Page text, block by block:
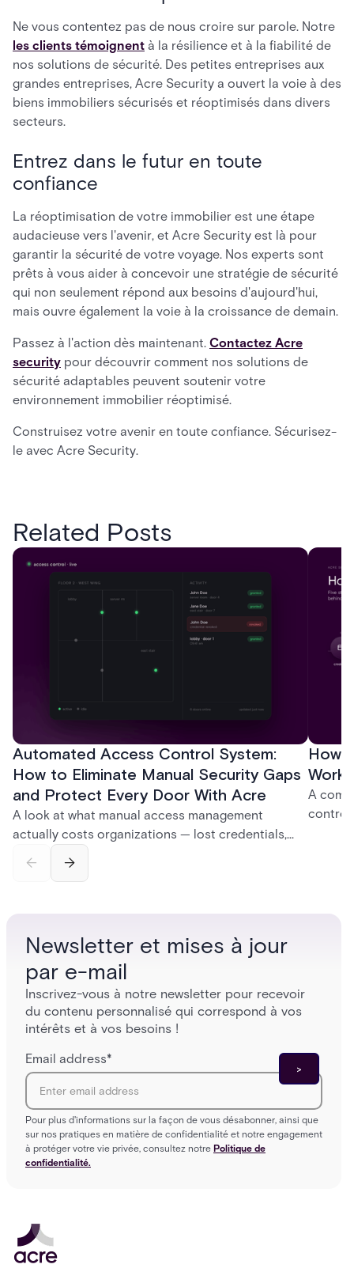
Ne vous contentez pas de nous croire sur parole. Notre
les clients témoignent à la résilience et à la fiabilité de
nos solutions de sécurité. Des petites entreprises aux
grandes entreprises, Acre Security a ouvert la voie à des
biens immobiliers sécurisés et réoptimisés dans divers
secteurs.
Entrez dans le futur en toute
confiance
La réoptimisation de votre immobilier est une étape
audacieuse vers l'avenir, et Acre Security est là pour
garantir la sécurité de votre voyage. Nos experts sont
prêts à vous aider à concevoir une stratégie de sécurité
qui non seulement répond aux besoins d'aujourd'hui,
mais ouvre également la voie à la croissance de demain.
Passez à l'action dès maintenant. Contactez Acre
security pour découvrir comment nos solutions de
sécurité adaptables peuvent soutenir votre
environnement immobilier réoptimisé.
Construisez votre avenir en toute confiance. Sécurisez-
le avec Acre Security.
Related Posts
Automated Access Control System:
How to Eliminate Manual Security Gaps
and Protect Every Door With Acre
A look at what manual access management
actually costs organizations — lost credentials,
— and how Acre's automated access control
How
A
control
Newsletter et mises à jour
par e-mail
Inscrivez-vous à notre newsletter pour recevoir
du contenu personnalisé qui correspond à vos
intérêts et à vos besoins !
Email address*
Pour plus d'informations sur la façon de vous désabonner, ainsi que
sur nos pratiques en matière de confidentialité et notre engagement
à protéger votre vie privée, consultez notre Politique de
confidentialité.